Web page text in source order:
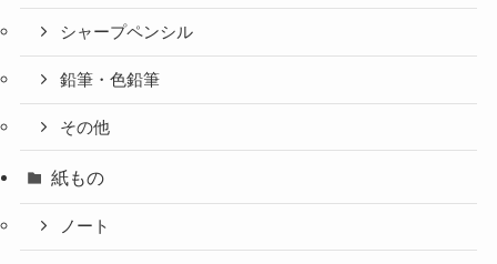
シャープペンシル
鉛筆・色鉛筆
その他
紙もの
ノート